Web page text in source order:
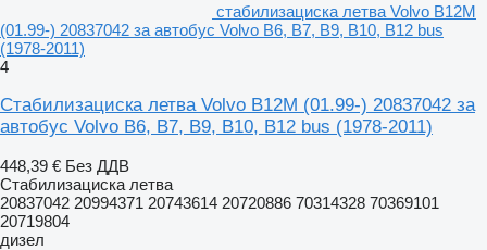
стабилизациска летва Volvo B12M
(01.99-) 20837042 за автобус Volvo B6, B7, B9, B10, B12 bus
(1978-2011)
4
Стабилизациска летва Volvo B12M (01.99-) 20837042 за
автобус Volvo B6, B7, B9, B10, B12 bus (1978-2011)
448,39 € Без ДДВ
Стабилизациска летва
20837042 20994371 20743614 20720886 70314328 70369101
20719804
дизел